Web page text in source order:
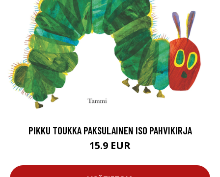
PIKKU TOUKKA PAKSULAINEN ISO PAHVIKIRJA
15.9 EUR